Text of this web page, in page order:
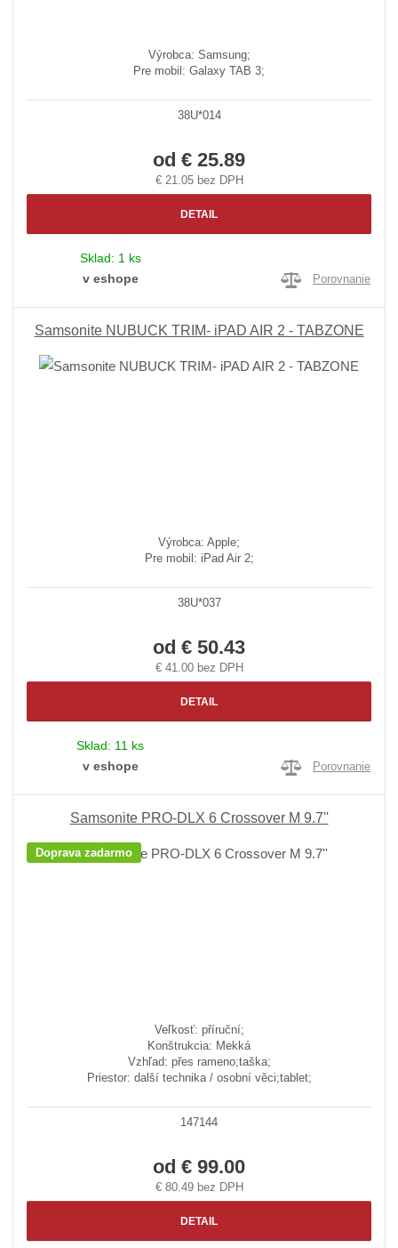
Výrobca: Samsung;
Pre mobil: Galaxy TAB 3;
38U*014
od € 25.89
€ 21.05 bez DPH
DETAIL
Sklad: 1 ks
v eshope
Porovnanie
Samsonite NUBUCK TRIM- iPAD AIR 2 - TABZONE
Výrobca: Apple;
Pre mobil: iPad Air 2;
38U*037
od € 50.43
€ 41.00 bez DPH
DETAIL
Sklad: 11 ks
v eshope
Porovnanie
Samsonite PRO-DLX 6 Crossover M 9.7''
Doprava zadarmo
Veľkosť: příruční;
Konštrukcia: Mekká
Vzhľad: přes rameno;taška;
Priestor: další technika / osobní věci;tablet;
147144
od € 99.00
€ 80.49 bez DPH
DETAIL